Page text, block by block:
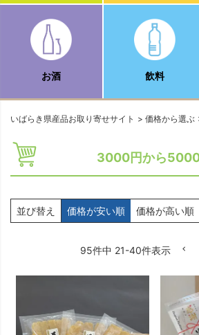
お酒 飲料
いばらき県産品お取り寄せサイト 価格から選ぶ
3000円から
並び替え 価格が安い順 価格が高い順
95件中 21-40件表示